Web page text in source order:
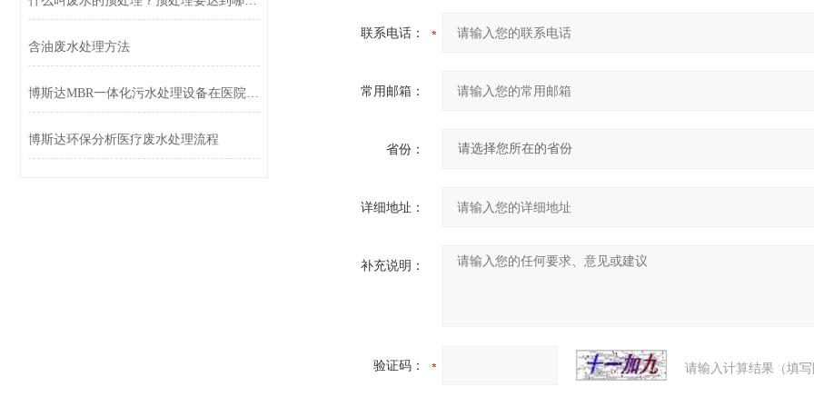
联系电话：
常用邮箱：
省份：
详细地址：
补充说明：
验证码： 请输入计算结果（填
含油废水处理方法
博斯达MBR一体化污水处理设备在医院污水应用
博斯达环保分析医疗废水处理流程